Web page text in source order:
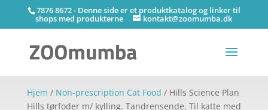
7876 8672 - Denne side er et produktkatalog og linker til
shops med produkterne kontakt@zoomumba.dk
Hjem / Non-prescription Cat Food / Hills Science Plan
Hills tørfoder m/ kylling. Tandrensende. Til katte med